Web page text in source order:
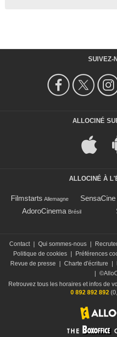
SUIVEZ-
ALLOCINÉ
ALLOCINÉ À
Filmstarts Allemagne SensaCine
AdoroCinema Brésil
Contact | Qui sommes-nous |
Politique de cookies | Préférences
Revue de presse
| Charte d'écriture |
|
Retrouvez tous les horaires et infos de
0 892 892 892